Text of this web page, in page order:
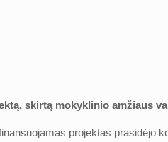
skirtą mokyklinio amžiaus
projektas prasidėjo